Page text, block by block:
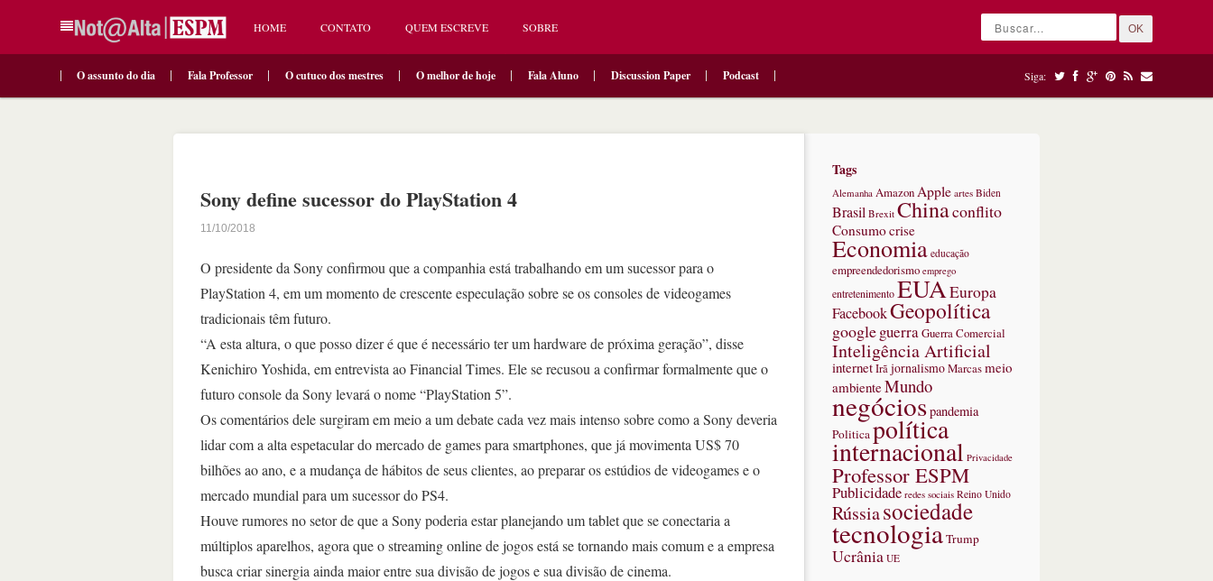
HOME CONTATO QUEM ESCREVE SOBRE OK
O assunto do dia Fala Professor O cutuco dos mestres O melhor de hoje Fala Aluno Discussion Paper Podcast Siga:
Sony define sucessor do PlayStation 4
11/10/2018
O presidente da Sony confirmou que a companhia está trabalhando em um sucessor para o
PlayStation 4, em um momento de crescente especulação sobre se os consoles de videogames
tradicionais têm futuro.
“A esta altura, o que posso dizer é que é necessário ter um hardware de próxima geração”, disse
Kenichiro Yoshida, em entrevista ao Financial Times. Ele se recusou a confirmar formalmente que o
futuro console da Sony levará o nome “PlayStation 5”.
Os comentários dele surgiram em meio a um debate cada vez mais intenso sobre como a Sony deveria
lidar com a alta espetacular do mercado de games para smartphones, que já movimenta US$ 70
bilhões ao ano, e a mudança de hábitos de seus clientes, ao preparar os estúdios de videogames e o
mercado mundial para um sucessor do PS4.
Houve rumores no setor de que a Sony poderia estar planejando um tablet que se conectaria a
múltiplos aparelhos, agora que o streaming online de jogos está se tornando mais comum e a empresa
busca criar sinergia ainda maior entre sua divisão de jogos e sua divisão de cinema.
Tags
Alemanha Amazon Apple artes Biden
Brasil Brexit Chinaconflito
Consumocrise
Economia educação
empreendedorismo emprego
entretenimentoEUAEuropa
FacebookGeopolítica
googleguerraGuerra Comercial
Inteligência Artificial
internetIrãjornalismoMarcasmeio
ambienteMundo
negóciospandemia
Politicapolítica
internacional Privacidade
Professor ESPM
Publicidade redes sociais Reino Unido
Rússiasociedade
tecnologiaTrump
Ucrânia UE